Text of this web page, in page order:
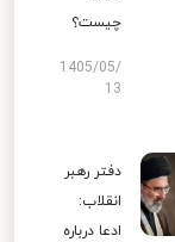
چیست؟
1405/05/
13
دفتر رهبر
انقلاب:
ادعا درباره